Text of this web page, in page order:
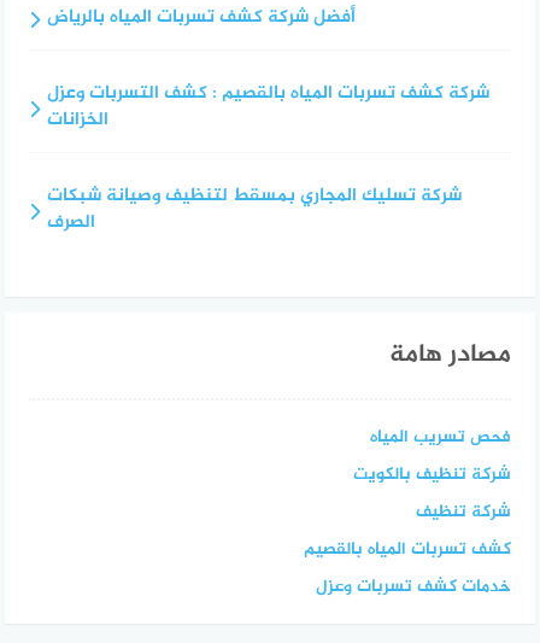
أفضل شركة كشف تسربات المياه بالرياض
شركة كشف تسربات المياه بالقصيم : كشف التسربات وعزل
الخزانات
شركة تسليك المجاري بمسقط لتنظيف وصيانة شبكات
الصرف
مصادر هامة
فحص تسريب المياه
شركة تنظيف بالكويت
شركة تنظيف
كشف تسربات المياه بالقصيم
خدمات كشف تسربات وعزل